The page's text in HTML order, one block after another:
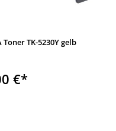
Toner TK-5230Y gelb
€*